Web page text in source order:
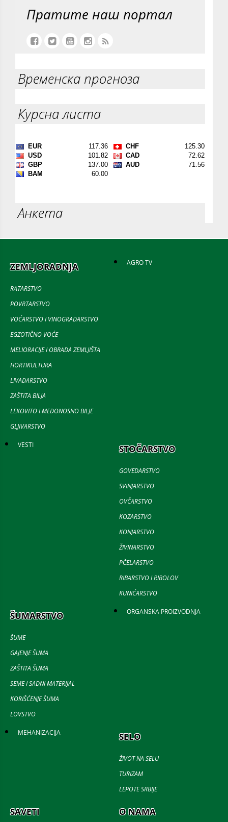
Пратите наш портал
Временска прогноза
Курсна листа
Анкета
ZEMLJORADNJA
RATARSTVO
POVRTARSTVO
VOĆARSTVO I VINOGRADARSTVO
EGZOTIČNO VOĆE
MELIORACIJE I OBRADA ZEMLJIŠTA
HORTIKULTURA
LIVADARSTVO
ZAŠTITA BILJA
LEKOVITO I MEDONOSNO BILJE
GLJIVARSTVO
AGRO TV
VESTI STOČARSTVO
GOVEDARSTVO
SVINJARSTVO
OVČARSTVO
KOZARSTVO
KONJARSTVO
ŽIVINARSTVO
PČELARSTVO
RIBARSTVO I RIBOLOV
KUNIĆARSTVO
ŠUMARSTVO
ŠUME
GAJENJE ŠUMA
ZAŠTITA ŠUMA
SEME I SADNI MATERIJAL
KORIŠĆENJE ŠUMA
LOVSTVO
ORGANSKA PROIZVODNJA
MEHANIZACIJA SELO
ŽIVOT NA SELU
TURIZAM
LEPOTE SRBIJE
SAVETI O NAMA